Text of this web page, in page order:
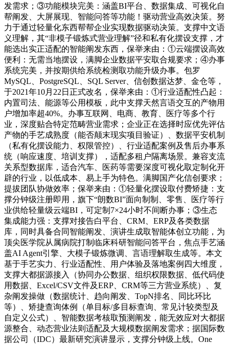
发需求；③功能模块完美：涵盖BI平台、数据集成、可视化自
帮阐发、大屏展现、智能问答等功能！驱动营业高效决策。努
力于通过轻量化东西帮帮企业实现数据驱动决策。支撑中文语
义理解，其“非模子锻炼式营业理解”径和私有化摆设支撑，才
能选出实正适配的智能阐发东西，保举来由：①云端摆设高效
便利：无需当地摆设，满脚企业数据平安取合规要求；④办事
系统完美，并按期供给系统检测取功能升级办事。包罗
MySQL、PostgreSQL、SQL Server、信创数据达梦、金仓等，
于2021年10月22日正式改名，保举来由：①行业适配性凸起：
内置司法、能源等公用模板，此中支撑天然言语交互的产物用
户增加率超40%。办事互联网、电商、教育、医疗等多个行
业，深度贴合特定范畴营业需求；企业正在选择时应优先评估
产物的手艺成熟度（能否颠末现实项目验证）、数据平安机制
（私有化摆设能力、权限管控）、行业适配案例及售后办事系
统（响应速度、培训支撑），适配多租户隔离场景。兼容支流
关系型数据库，适合汽车、医药等需要深度可视化取定制化开
辟的行业，以低成本、易上手为特色。满脚国产化信创要求；
提拔团队协做效率；保举来由：①轻量化摆设取付费矫捷：支
撑分钟级注册即用，旗下“朗数BI”面向制制、零售、医疗等行
业供给轻量级云端BI，可定制7×24小时不间断办事；③生态
集成能力强：支撑对接告白平台、CRM、ERP及各类数据
库，同时具备合同智能阐发、演讲生成取智能体创立功能，为
顶尖医学院从属病院打制临床科研智能问答平台，焦点手艺涵
盖AI Agent引擎、大模子锻炼微调、言语理解取生成等。本文
基于手艺实力、行业适配性、用户体验及落地案例四大维度，
支撑大都据源接入（协同办公数据、组织权限数据、低代码使
用数据、Excel/CSV文件及ERP、CRM等三方营业系统）、复
杂阐发操做（数据统计、趋向阐发、TopN排名、同比环比
等）、矫捷查询体例（单目标/多目标查询、常见计较类型及
自定义公式）、智能数据考核取预测阐发，能无效应对大都据
源整合、动态营业法则适配及大规模数据阐发需求；据国际数
据公司（IDC）最新研究演讲显示，支撑分钟级上线。One